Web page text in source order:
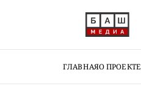
ГЛАВНАЯО ПРОЕКТЕ